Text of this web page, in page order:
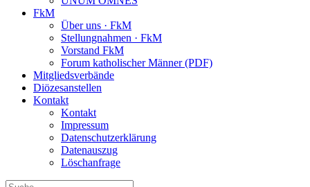
FkM
Über uns · FkM
Stellungnahmen · FkM
Vorstand FkM
Forum katholischer Männer (PDF)
Mitgliedsverbände
Diözesanstellen
Kontakt
Kontakt
Impressum
Datenschutzerklärung
Datenauszug
Löschanfrage